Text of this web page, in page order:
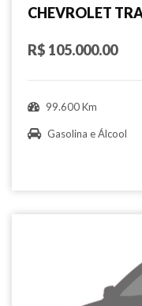
CHEVROLET
R$ 105.000.00
99.600 Km
Gasolina e Álcool